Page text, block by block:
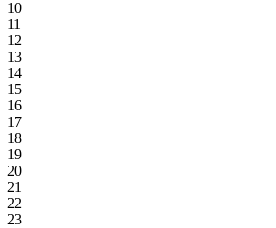
10
11
12
13
14
15
16
17
18
19
20
21
22
23